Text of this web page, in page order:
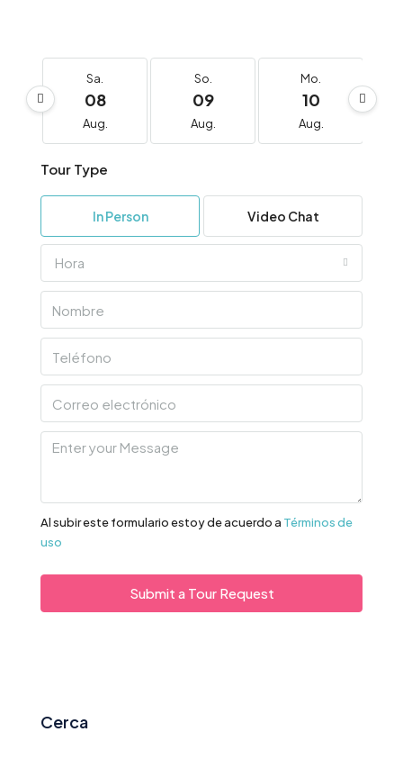
Sa.
08
Aug.
So.
09
Aug.
Mo.
10
Aug.
Tour Type
In Person Video Chat
Hora
Al subir este formulario estoy de acuerdo a Términos de
uso
Submit a Tour Request
Cerca